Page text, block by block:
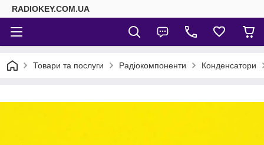
RADIOKEY.COM.UA
Товари та послуги Радіокомпоненти Конденсатори